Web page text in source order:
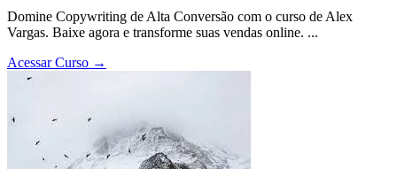
Domine Copywriting de Alta Conversão com o curso de Alex
Vargas. Baixe agora e transforme suas vendas online. ...
Acessar Curso →